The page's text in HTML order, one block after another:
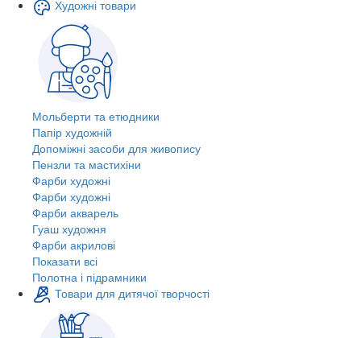
Художні товари
Мольберти та етюдники
Папір художній
Допоміжні засоби для живопису
Пензли та мастихіни
Фарби художні
Фарби художні
Фарби акварель
Гуаш художня
Фарби акрилові
Показати всі
Полотна і підрамники
Товари для дитячої творчості